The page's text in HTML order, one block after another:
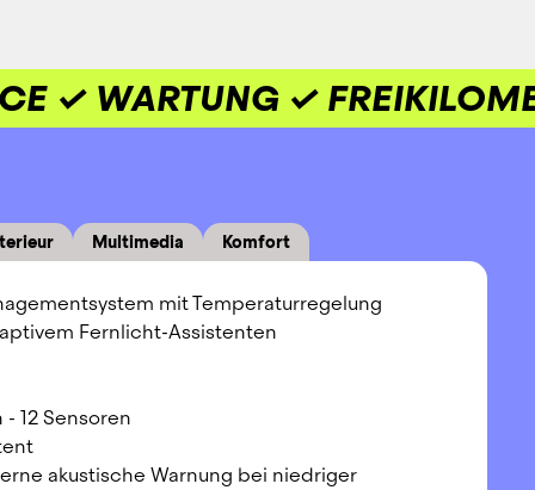
✓ WARTUNG ✓
Multimedia Komfort
mit Temperaturregelung
Fernlicht-Assistenten
12 Sensoren
akustische Warnung bei niedriger